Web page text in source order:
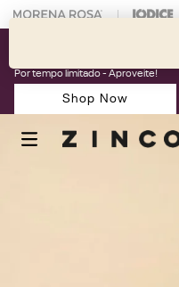
na sua 1° compra
Por tempo limitado - Aproveite!
Shop Now